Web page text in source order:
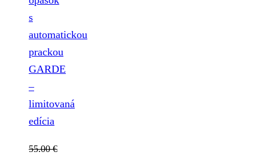
s
automatickou
prackou
GARDE
–
limitovaná
edícia
55.00€